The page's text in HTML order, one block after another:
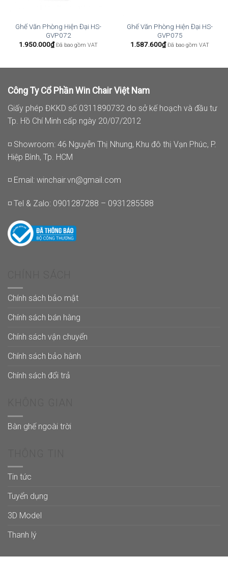
Ghế Văn Phòng Hiện Đại HS-
GVP072
1.950.000₫ Đã bao gồm VAT
Ghế Văn Phòng Hiện Đại HS-
GVP075
1.587.600₫ Đã bao gồm VAT
Công Ty Cổ Phần Win Chair Việt Nam
Giấy phép ĐKKD số 0311890732 do sở kế hoạch và đầu tư
Tp. Hồ Chí Minh cấp ngày 20/07/2012
◽ Showroom: 46 Nguyễn Thị Nhung, Khu đô thị Vạn Phúc, P.
Hiệp Bình, Tp. HCM
◽ Email: winchair.vn@gmail.com
◽ Tel & Zalo: 0901287288 – 0931285588
Chính sách bảo mật
Chính sách bán hàng
Chính sách vận chuyển
Chính sách bảo hành
Chính sách đổi trả
Bàn ghế ngoài trời
Tin tức
Tuyển dụng
3D Model
Thanh lý